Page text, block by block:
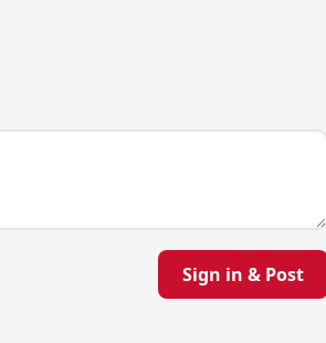
Sign in & Post